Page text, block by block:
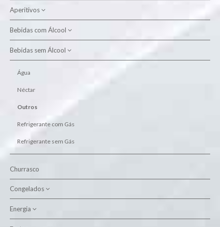
Alimento Aves
Alimento Cão
Alimento Gato
Aperitivos
Batatas Fritas
Snacks
Bebidas com Álcool
Aguardente
Cervejas
Licor
Outros
Porto
Sangria
Vinhos
Branco Alentejo
Branco Douro
Branco Setúbal
Whisky
Bebidas sem Álcool
Água
Néctar
Outros
Refrigerante com Gás
Refrigerante sem Gás
Churrasco
Congelados
Bacalhau
Energia